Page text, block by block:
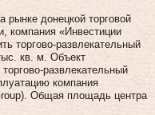
рынке донецкой торговой
компания «Инвестиции
торгово-развлекательный
кв. м. Объект
развлекательный
компания
Общая площадь центра